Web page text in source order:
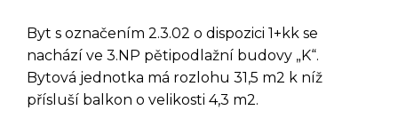
Byt s označením 2.3.02 o dispozici 1+kk se
nachází ve 3.NP pětipodlažní budovy „K“.
Bytová jednotka má rozlohu 31,5 m2 k níž
přísluší balkon o velikosti 4,3 m2.